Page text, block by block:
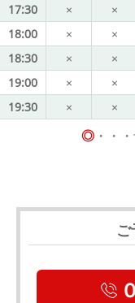
17:30
× ×
18:00
× ×
18:30
× ×
19:00
× ×
19:30
× ×
◎・・